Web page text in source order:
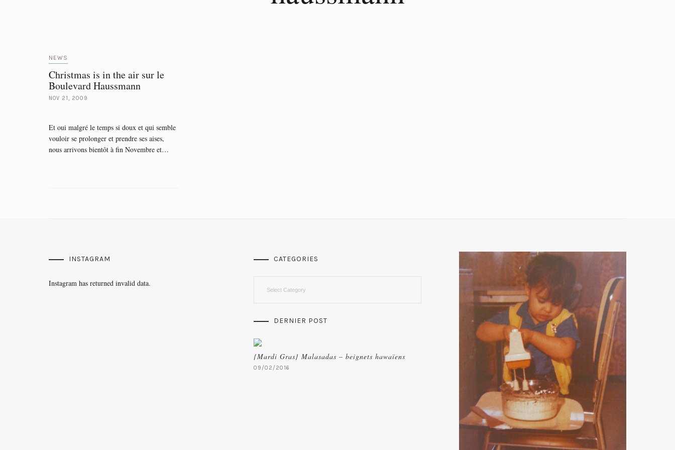
NEWS
Christmas is in the air sur le
Boulevard Haussmann
NOV 21, 2009
Et oui malgré le temps si doux et qui semble
vouloir se prolonger et prendre ses aises,
nous arrivons bientôt à fin Novembre et…
INSTAGRAM
Instagram has returned invalid data.
CATEGORIES
DERNIER POST
{Mardi Gras} Malasadas – beignets hawaïens
09/02/2016